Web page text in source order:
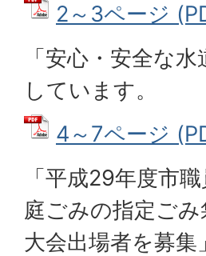
2～3ページ
「安心・安全な
しています。
4～7ページ
「平成29年度市
庭ごみの指定ご
大会出場者を募